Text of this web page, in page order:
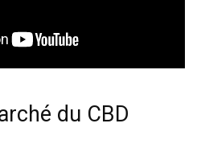
du CBD